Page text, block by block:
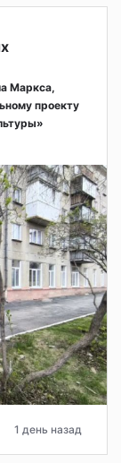
Маркса,
проекту
1 день назад